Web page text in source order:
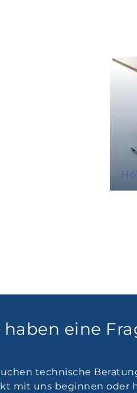
haben eine
technische
mit uns beginnen oder